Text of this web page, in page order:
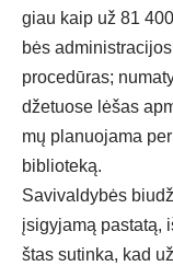
giau kaip už 81
bės
pro­ce­dū­ras;
dže­tuo­se lė­šas
mų pla­nuo­ja­ma
bib­lio­te­ką.
Sa­vi­val­dy­bės
įsi­gy­ja­mą pa­sta­tą,
štas su­tin­ka, kad